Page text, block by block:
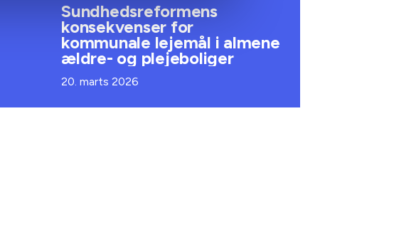
Sundhedsreformens
konsekvenser for
kommunale lejemål i almene
ældre- og plejeboliger
20. marts 2026